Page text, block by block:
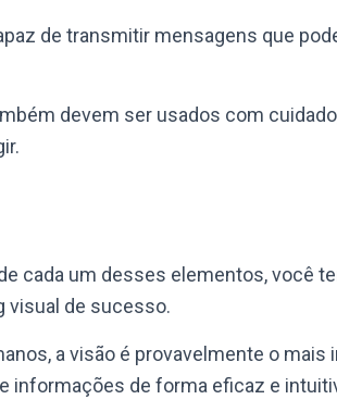
de transmitir mensagens que
devem ser usados ​​com
cada um desses elementos, você
visual de sucesso.
a visão é provavelmente o mais
informações de forma eficaz e